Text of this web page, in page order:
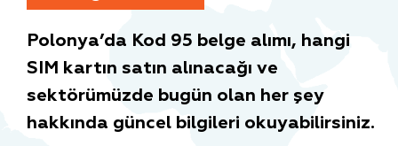
Polonya’da Kod 95 belge alımı, hangi
SIM kartın satın alınacağı ve
sektörümüzde bugün olan her şey
hakkında güncel bilgileri okuyabilirsiniz.